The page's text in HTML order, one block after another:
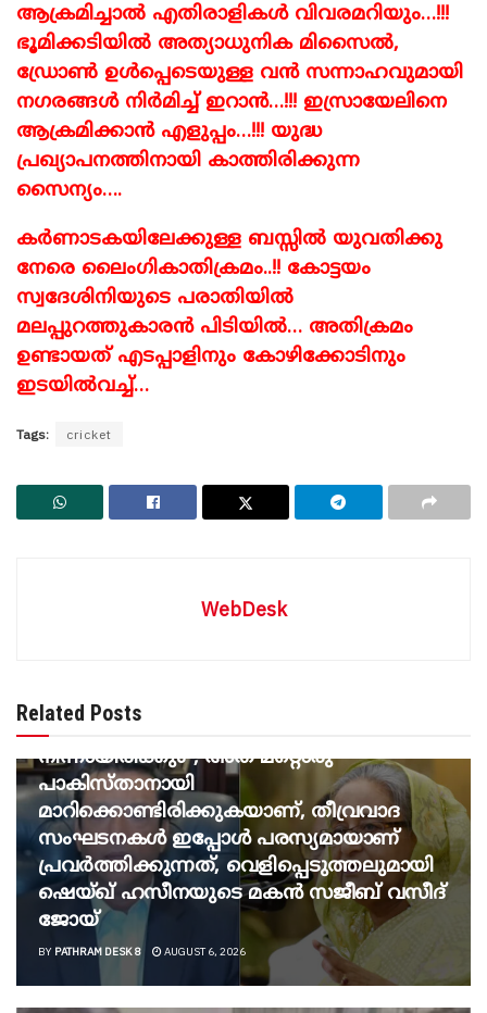
ആക്രമിച്ചാൽ എതിരാളികൾ വിവരമറിയും…!!!
ഭൂമിക്കടിയിൽ അത്യാധുനിക മിസൈൽ,
ഡ്രോൺ ഉൾപ്പെടെയുള്ള വൻ സന്നാഹവുമായി
നഗരങ്ങൾ നിർമിച്ച് ഇറാൻ…!!! ഇസ്രായേലിനെ
ആക്രമിക്കാൻ എളുപ്പം…!!! യുദ്ധ
പ്രഖ്യാപനത്തിനായി കാത്തിരിക്കുന്ന
സൈന്യം….
കർണാടകയിലേക്കുള്ള ബസ്സിൽ യുവതിക്കു
നേരെ ലൈംഗികാതിക്രമം..!! കോട്ടയം
സ്വദേശിനിയുടെ പരാതിയിൽ
മലപ്പുറത്തുകാരൻ പിടിയിൽ… അതിക്രമം
ഉണ്ടായത് എടപ്പാളിനും കോഴിക്കോടിനും
ഇടയിൽവച്ച്…
Tags: cricket
WebDesk
Related Posts
ഇന്ത്യയിലേക്ക് അടുത്ത ഭീകരരുടെ കൂട്ടം
വരാൻ പോകുന്നത് ബംഗ്ലാദേശിൽ
നിന്നായിരിക്കും”, അത് മറ്റൊരു
പാകിസ്താനായി
മാറിക്കൊണ്ടിരിക്കുകയാണ്, തീവ്രവാദ
സംഘടനകൾ ഇപ്പോൾ പരസ്യമായാണ്
പ്രവര്‍ത്തിക്കുന്നത്, വെളിപ്പെടുത്തലുമായി
ഷെയ്ഖ് ഹസീനയുടെ മകൻ സജീബ് വസീദ്
ജോയ്
BY PATHRAM DESK 8 AUGUST 6, 2026